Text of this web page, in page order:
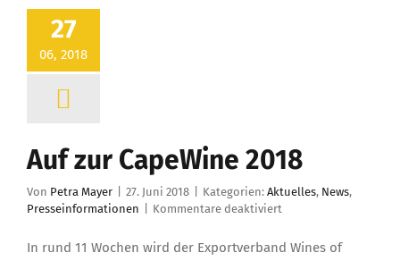
27
06, 2018
Auf zur CapeWine 2018
Von Petra Mayer 27. Juni 2018 Kategorien: Aktuelles, News,
Presseinformationen
Kommentare deaktiviert
zur
In rund 11 Wochen wird der Exportverband Wines of